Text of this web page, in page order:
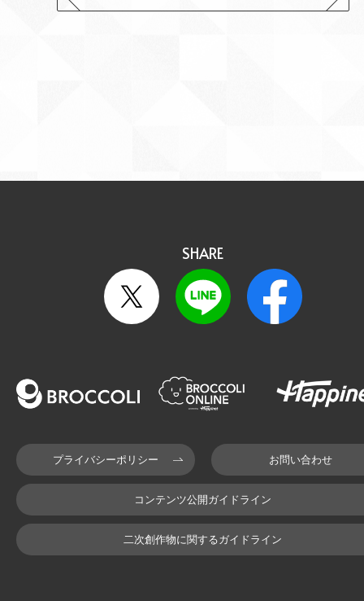
SHARE
プライバシーポリシー お問い合わせ
コンテンツ公開ガイドライン
二次創作物に関するガイドライン